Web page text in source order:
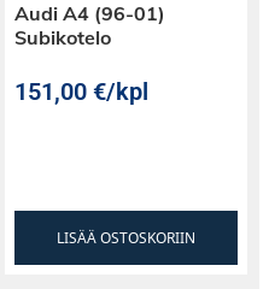
Audi A4 (96-01)
Subikotelo
151,00€/kpl
LISÄÄ OSTOSKORIIN